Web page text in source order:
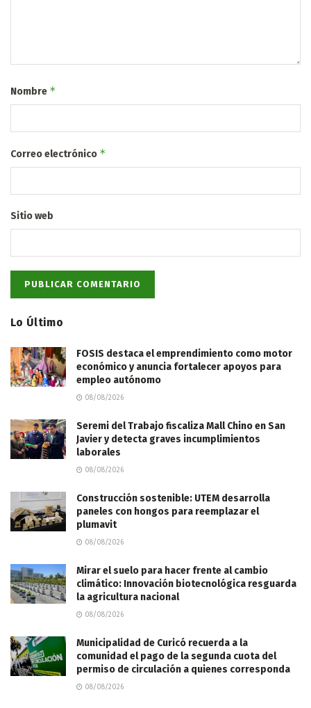
Nombre *
Correo electrónico *
Sitio web
Lo Último
FOSIS destaca el emprendimiento como motor
económico y anuncia fortalecer apoyos para
empleo autónomo
08/08/2026
Seremi del Trabajo fiscaliza Mall Chino en San
Javier y detecta graves incumplimientos
laborales
08/08/2026
Construcción sostenible: UTEM desarrolla
paneles con hongos para reemplazar el
plumavit
08/08/2026
Mirar el suelo para hacer frente al cambio
climático: Innovación biotecnológica resguarda
la agricultura nacional
08/08/2026
Municipalidad de Curicó recuerda a la
comunidad el pago de la segunda cuota del
permiso de circulación a quienes corresponda
08/08/2026